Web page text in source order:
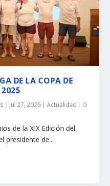
DE LA COPA DE
| Jul 27, 2026 |Actualidad | 0
de la XIX Edición del
presidente de...